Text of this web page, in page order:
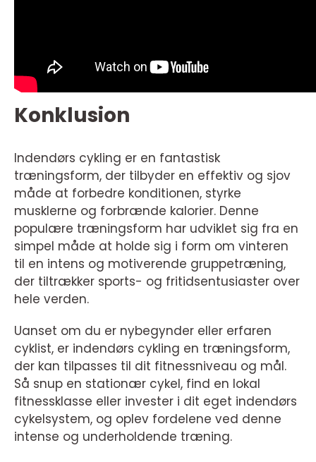
Konklusion
Indendørs cykling er en fantastisk
træningsform, der tilbyder en effektiv og sjov
måde at forbedre konditionen, styrke
musklerne og forbrænde kalorier. Denne
populære træningsform har udviklet sig fra en
simpel måde at holde sig i form om vinteren
til en intens og motiverende gruppetræning,
der tiltrækker sports- og fritidsentusiaster over
hele verden.
Uanset om du er nybegynder eller erfaren
cyklist, er indendørs cykling en træningsform,
der kan tilpasses til dit fitnessniveau og mål.
Så snup en stationær cykel, find en lokal
fitnessklasse eller invester i dit eget indendørs
cykelsystem, og oplev fordelene ved denne
intense og underholdende træning.